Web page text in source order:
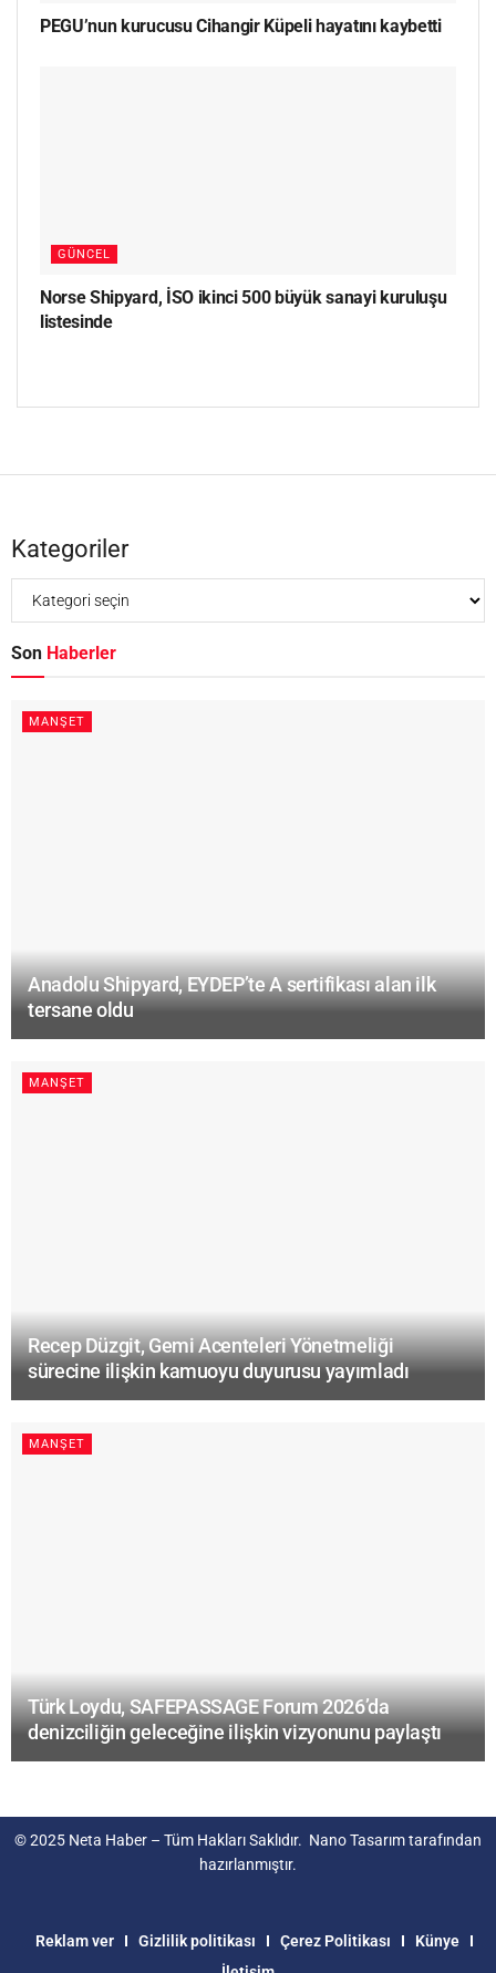
PEGU’nun kurucusu Cihangir Küpeli hayatını kaybetti
GÜNCEL
Norse Shipyard, İSO ikinci 500 büyük sanayi kuruluşu
listesinde
Kategoriler
Son Haberler
MANŞET
Anadolu Shipyard, EYDEP’te A sertifikası alan ilk
tersane oldu
MANŞET
Recep Düzgit, Gemi Acenteleri Yönetmeliği
sürecine ilişkin kamuoyu duyurusu yayımladı
MANŞET
Türk Loydu, SAFEPASSAGE Forum 2026’da
denizciliğin geleceğine ilişkin vizyonunu paylaştı
© 2025 Neta Haber – Tüm Hakları Saklıdır. Nano Tasarımtarafından
hazırlanmıştır.
Reklam ver Gizlilik politikası Çerez Politikası
Künye